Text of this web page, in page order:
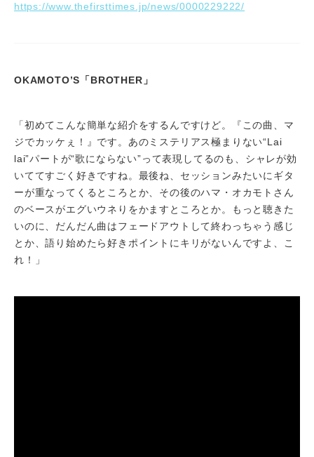
https://www.thefirsttimes.jp/news/0000229222/
OKAMOTO’S「BROTHER」
「初めてこんな簡単な紹介をするんですけど。『この曲、マ
ジでカッケぇ！』です。あのミステリアス極まりない“Lai
lai”パートが“歌にならない”って表現してるのも、シャレが効
いててすごく好きですね。最後ね、セッションみたいにギタ
ーが重なってくるところとか、その後のハマ・オカモトさん
のベースがエグいウネりをかますところとか。もっと聴きた
いのに、だんだん曲はフェードアウトして終わっちゃう感じ
とか、語り始めたら好きポイントにキリがないんですよ、こ
れ！」